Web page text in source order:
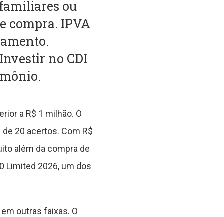
ou
compra. IPVA
no CDI
a R$ 1 milhão. O
20 acertos. Com R$
além da compra de
Limited 2026, um dos
outras faixas. O